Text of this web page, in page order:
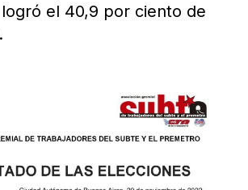
el 40,9 por ciento de